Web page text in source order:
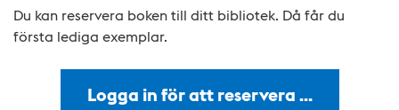
Du kan reservera boken till ditt bibliotek. Då får du
första lediga exemplar.
Logga in för att reservera …